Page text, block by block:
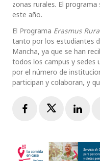
zonas rurales. El
este año.
El Programa Erasmus
tanto por los estudiantes
Mancha, ya que se han
todos los campus y sedes
por el número de
participan y colaboran, y
FacebookTwitter